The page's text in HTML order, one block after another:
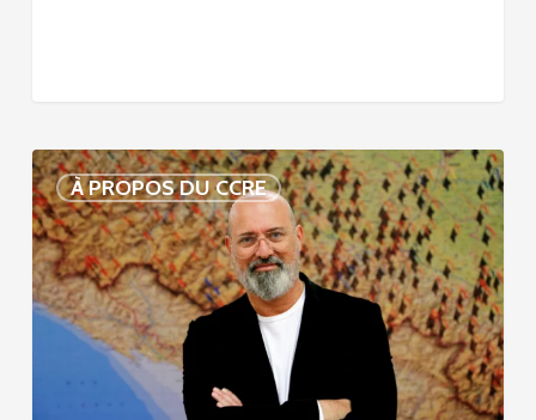
À PROPOS DU CCRE
Voix
de
nos
75
ans
d’histoire